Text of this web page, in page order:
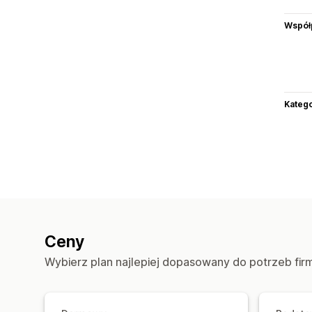
Ceny
Wybierz plan najlepiej dopasowany do potrzeb